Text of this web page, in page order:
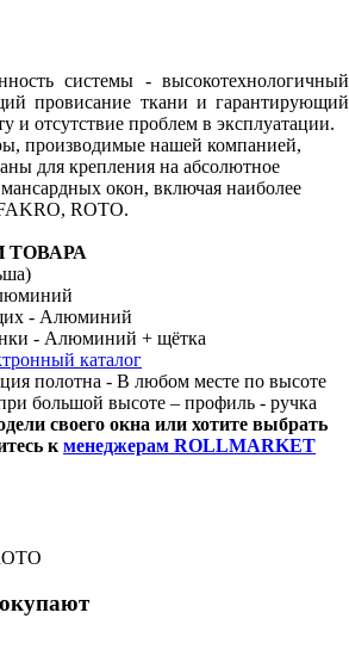
системы - высокотехнологичный
провисание ткани и гарантирующий
и отсутствие проблем в эксплуатации.
производимые нашей компанией,
для крепления на абсолютное
окон, включая наиболее
ROTO.
ТОВАРА
- Алюминий
- Алюминий + щётка
каталог
полотна - В любом месте по высоте
большой высоте – профиль - ручка
своего окна или хотите выбрать
к менеджерам ROLLMARKET